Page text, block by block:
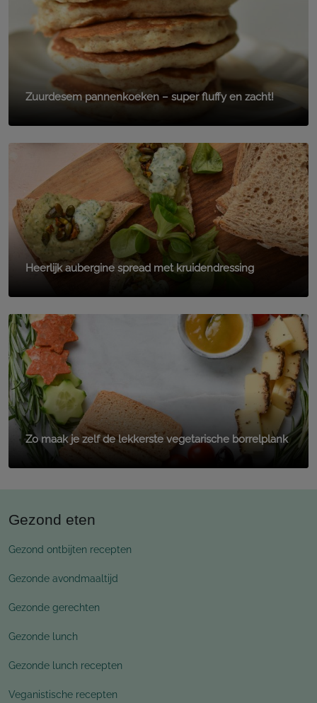
Zuurdesem pannenkoeken – super fluffy en zacht!
Heerlijk aubergine spread met kruidendressing
Zo maak je zelf de lekkerste vegetarische borrelplank
Gezond eten
Gezond ontbijten recepten
Gezonde avondmaaltijd
Gezonde gerechten
Gezonde lunch
Gezonde lunch recepten
Veganistische recepten